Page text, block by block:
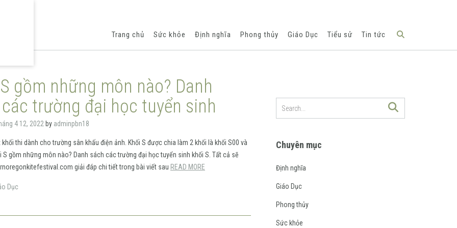
Trang chủ Sức khỏe Định nghĩa Phong thủy Giáo Dục Tiểu sử Tin tức
gồm những môn nào? Danh
trường đại học tuyển sinh
4 12, 2022by adminpbn18
khối thi dành cho trường sân khấu điện ảnh. Khối S được chia làm 2 khối là khối S00 và
S gồm những môn nào? Danh sách các trường đại học tuyển sinh khối S. Tất cả sẽ
giải đáp chi tiết trong bài viết sau READ MORE
Dục
Chuyên mục
Định nghĩa
Giáo Dục
Phong thủy
Sức khỏe